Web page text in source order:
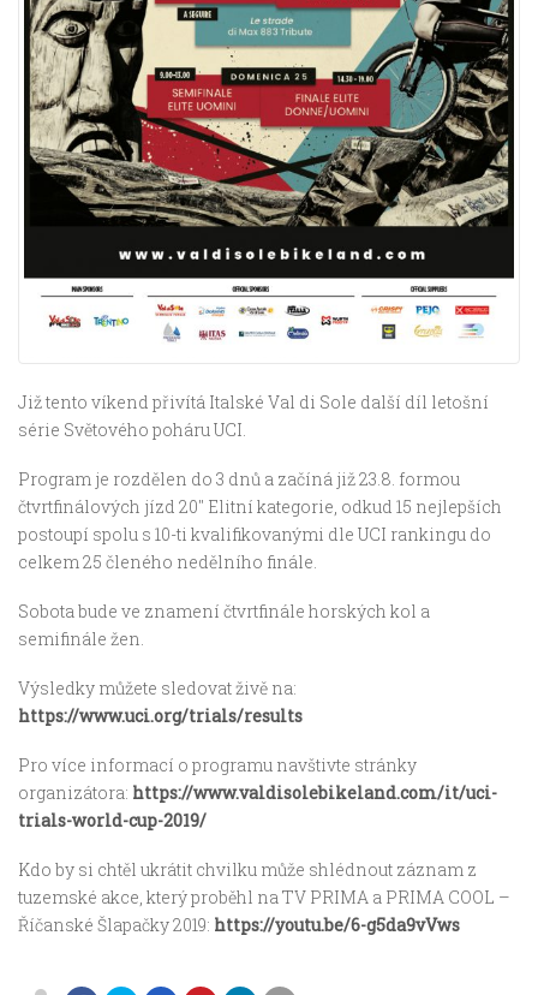
Již tento víkend přivítá Italské Val di Sole další díl letošní
série Světového poháru UCI.
Program je rozdělen do 3 dnů a začíná již 23.8. formou
čtvrtfinálových jízd 20″ Elitní kategorie, odkud 15 nejlepších
postoupí spolu s 10-ti kvalifikovanými dle UCI rankingu do
celkem 25 členého nedělního finále.
Sobota bude ve znamení čtvrtfinále horských kol a
semifinále žen.
Výsledky můžete sledovat živě na:
https://www.uci.org/trials/results
Pro více informací o programu navštivte stránky
organizátora: https://www.valdisolebikeland.com/it/uci-
trials-world-cup-2019/
Kdo by si chtěl ukrátit chvilku může shlédnout záznam z
tuzemské akce, který proběhl na TV PRIMA a PRIMA COOL –
Říčanské Šlapačky 2019: https://youtu.be/6-g5da9vVws